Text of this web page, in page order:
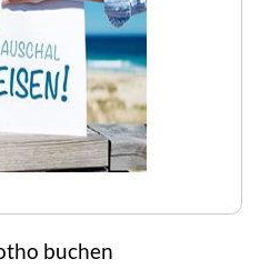
buchen